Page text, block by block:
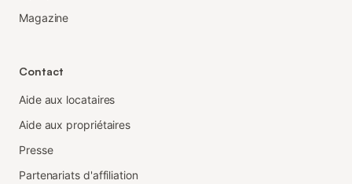
Magazine
Contact
Aide aux locataires
Aide aux propriétaires
Presse
Partenariats d'affiliation